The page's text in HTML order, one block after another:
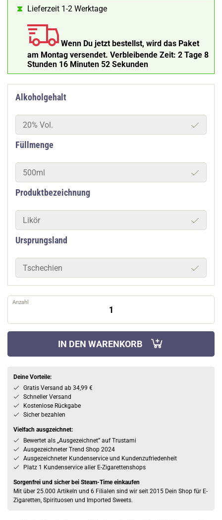
Lieferzeit 1-2 Werktage
Wenn Du jetzt bestellst, wird das Paket
am Montag versendet. Verbleibende Zeit: 2 Tage 8
Stunden 16 Minuten 52 Sekunden
Alkoholgehalt
20% Vol.
Füllmenge
500ml
Produktbezeichnung
Likör
Ursprungsland
Tschechien
Anzahl
IN DEN WARENKORB
Deine Vorteile:
Gratis Versand ab 34,99 €
Schneller Versand
Kostenlose Rückgabe
Sicher bezahlen
Vielfach ausgzeichnet:
Bewertet als „Ausgezeichnet” auf Trustami
Ausgezeichneter Trend Shop 2024
Ausgezeichneter Kundenservice und Kundenzufriedenheit
Platz 1 Kundenservice aller E-Zigarettenshops
Sorgenfrei und sicher bei Steam-Time einkaufen
Mit über 25.000 Artikeln und 6 Filialen sind wir seit 2015 Dein Shop für E-
Zigaretten, Spirituosen und Imported Sweets.